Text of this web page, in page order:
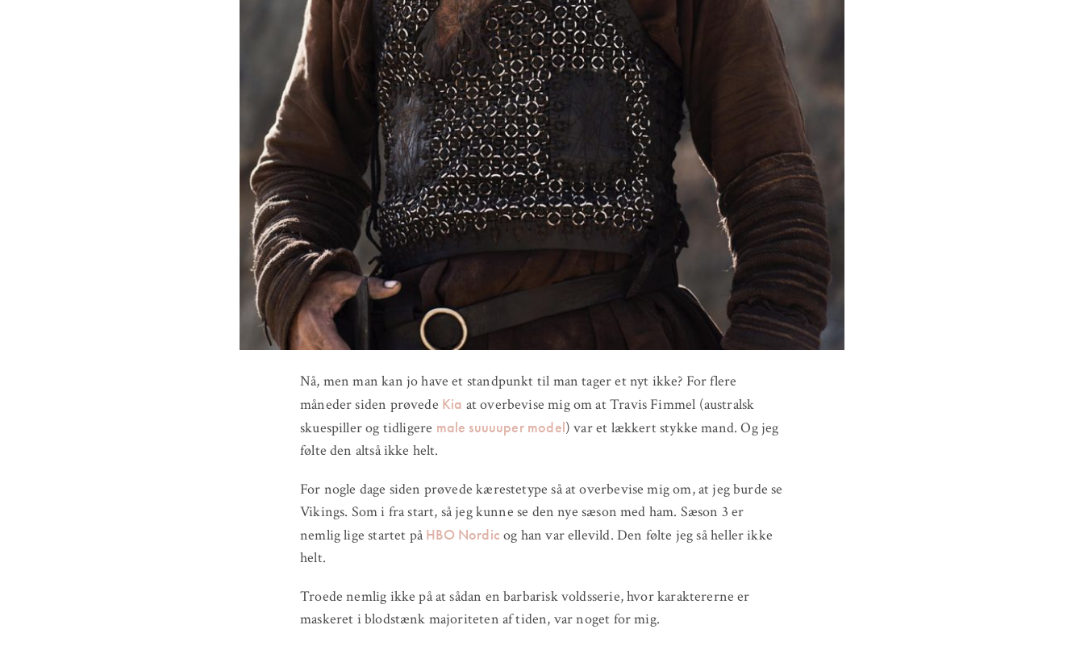
Nå, men man kan jo have et standpunkt til man tager et nyt ikke? For flere
måneder siden prøvede Kia at overbevise mig om at Travis Fimmel (australsk
skuespiller og tidligere male suuuuper model) var et lækkert stykke mand. Og jeg
følte den altså ikke helt.
For nogle dage siden prøvede kærestetype så at overbevise mig om, at jeg burde se
Vikings. Som i fra start, så jeg kunne se den nye sæson med ham. Sæson 3 er
nemlig lige startet påHBO Nordic og han var ellevild. Den følte jeg så heller ikke
helt.
Troede nemlig ikke på at sådan en barbarisk voldsserie, hvor karaktererne er
maskeret i blodstænk majoriteten af tiden, var noget for mig.